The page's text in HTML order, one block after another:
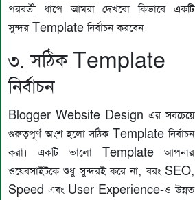
পরবর্তী ধাপে আমরা দেখবো কিভাবে একটি
সুন্দর Template নির্বাচন করবেন।
৩. সঠিক Template
নির্বাচন
Blogger Website Design এর সবচেয়ে
গুরুত্বপূর্ণ অংশ হলো সঠিক Template নির্বাচন
করা। একটি ভালো Template আপনার
ওয়েবসাইটকে শুধু সুন্দরই করে না, বরং SEO,
Speed এবং User Experience-ও উন্নত